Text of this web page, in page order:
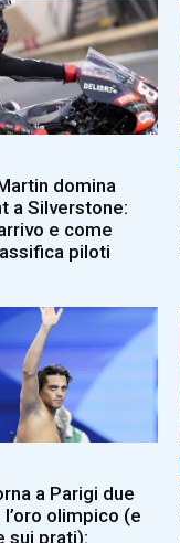
domina
a Silverstone:
e come
piloti
a Parigi due
olimpico (e
sui prati):